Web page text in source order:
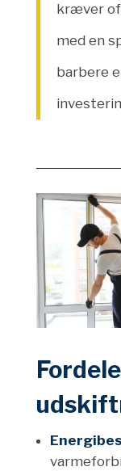
kræver
med en
barbere